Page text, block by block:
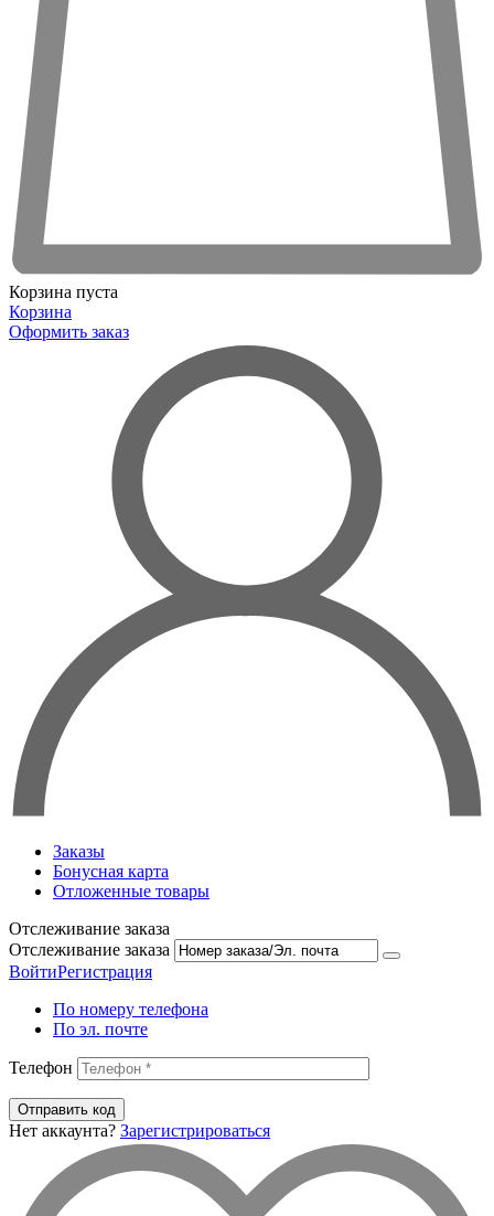
Корзина пуста
Корзина
Оформить заказ
Заказы
Бонусная карта
Отложенные товары
Отслеживание заказа
Отслеживание заказа
ВойтиРегистрация
По номеру телефона
По эл. почте
Телефон
Отправить код
Нет аккаунта? Зарегистрироваться